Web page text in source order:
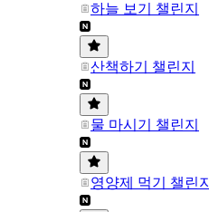
하늘 보기 챌린지
산책하기 챌린지
물 마시기 챌린지
영양제 먹기 챌린지